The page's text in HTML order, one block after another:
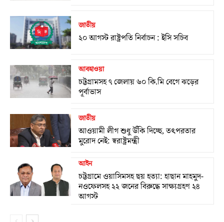
জাতীয়
২০ আগস্ট রাষ্ট্রপতি নির্বাচন : ইসি সচিব
আবহাওয়া
চট্টগ্রামসহ ৭ জেলায় ৬০ কি.মি বেগে ঝড়ের
পূর্বাভাস
জাতীয়
আওয়ামী লীগ শুধু উঁকি দিচ্ছে, তৎপরতার
মুরোদ নেই: স্বরাষ্ট্রমন্ত্রী
আইন
চট্টগ্রামে ওয়াসিমসহ ছয় হত্যা: হাছান মাহমুদ-
নওফেলসহ ২২ জনের বিরুদ্ধে সাক্ষ্যগ্রহণ ২৪
আগস্ট